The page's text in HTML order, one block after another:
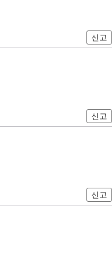
신고
신고
신고